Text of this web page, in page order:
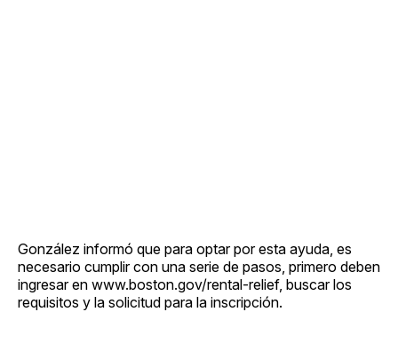
González informó que para optar por esta ayuda, es
necesario cumplir con una serie de pasos, primero deben
ingresar en www.boston.gov/rental-relief, buscar los
requisitos y la solicitud para la inscripción.